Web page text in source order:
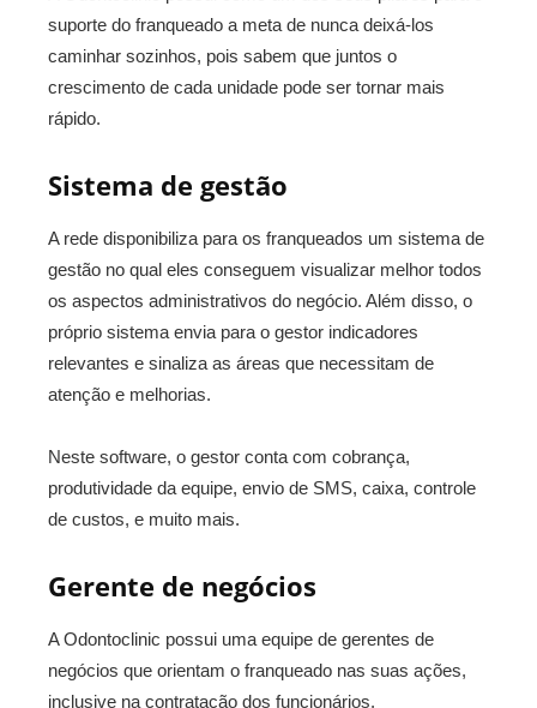
suporte do franqueado a meta de nunca deixá-los
caminhar sozinhos, pois sabem que juntos o
crescimento de cada unidade pode ser tornar mais
rápido.
Sistema de gestão
A rede disponibiliza para os franqueados um sistema de
gestão no qual eles conseguem visualizar melhor todos
os aspectos administrativos do negócio. Além disso, o
próprio sistema envia para o gestor indicadores
relevantes e sinaliza as áreas que necessitam de
atenção e melhorias.
Neste software, o gestor conta com cobrança,
produtividade da equipe, envio de SMS, caixa, controle
de custos, e muito mais.
Gerente de negócios
A Odontoclinic possui uma equipe de gerentes de
negócios que orientam o franqueado nas suas ações,
inclusive na contratação dos funcionários.